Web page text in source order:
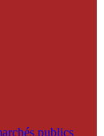
publics